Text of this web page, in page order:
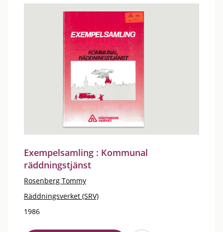
Exempelsamling : Kommunal
räddningstjänst
Rosenberg Tommy
Räddningsverket (SRV)
1986